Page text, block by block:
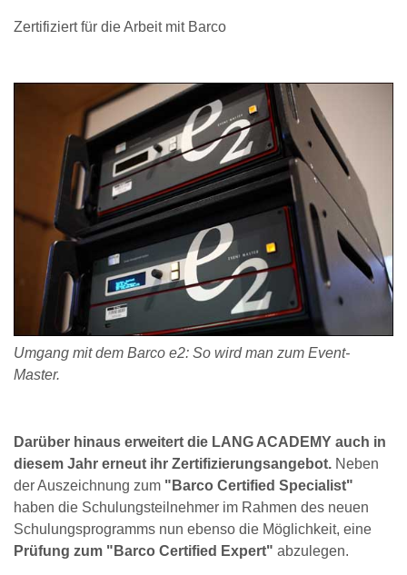
Zertifiziert für die Arbeit mit Barco
Umgang mit dem Barco e2: So wird man zum Event-
Master.
Darüber hinaus erweitert die LANG ACADEMY auch in
diesem Jahr erneut ihr Zertifizierungsangebot. Neben
der Auszeichnung zum "Barco Certified Specialist"
haben die Schulungsteilnehmer im Rahmen des neuen
Schulungsprogramms nun ebenso die Möglichkeit, eine
Prüfung zum "Barco Certified Expert" abzulegen.